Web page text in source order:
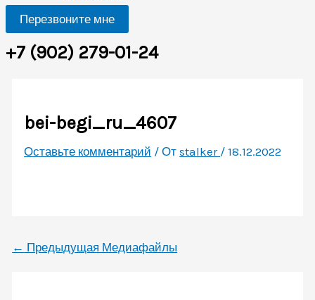
Перезвоните мне
+7 (902) 279-01-24
bei-begi_ru_4607
Оставьте комментарий / Отstalker / 18.12.2022
← Предыдущая Медиафайлы